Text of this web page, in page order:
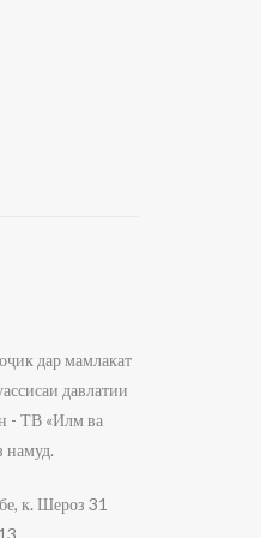
дар мамлакат
давлатии
- ТВ «Илм ва
намуд.
к. Шероз 31